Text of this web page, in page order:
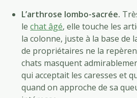
L’arthrose lombo-sacrée.
lechat âgé, elle touche les
la colonne, juste à la base de
de propriétaires ne la
chats masquent
qui acceptait les caresses et
quand on approche de sa